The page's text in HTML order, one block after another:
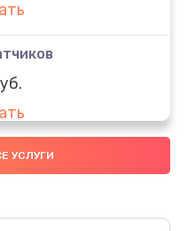
чистка
УСЛУГИ